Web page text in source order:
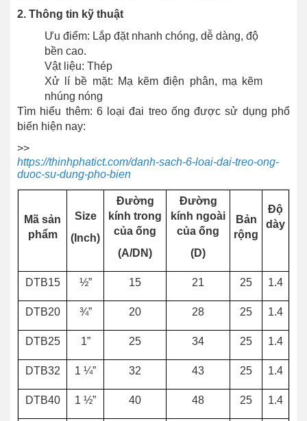
2. Thông tin kỹ thuật
Ưu điểm: Lắp đặt nhanh chóng, dễ dàng, độ
bền cao.
Vật liệu: Thép
Xử lí bề mặt: Mạ kẽm điện phân, mạ kẽm
nhúng nóng
Tìm hiểu thêm: 6 loại đai treo ống được sử dụng phổ
biến hiện nay:
>>
https://thinhphatict.com/danh-sach-6-loai-dai-treo-ong-
duoc-su-dung-pho-bien
Mã sản
phẩm
Size
(Inch)
Đường
kính trong
của ống
(A/DN)
Đường
kính ngoài
của ống
(D)
Bản
rộng
Độ
dày
DTB15 ½” 15 21 25 1.4
DTB20 ¾” 20 28 25 1.4
DTB25 1” 25 34 25 1.4
DTB32 1 ¼” 32 43 25 1.4
DTB40 1 ½” 40 48 25 1.4